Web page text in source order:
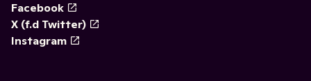
Facebook
X (f.d Twitter)
Instagram